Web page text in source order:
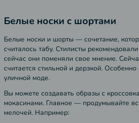
Белые носки с шортами
Белые носки и шорты — сочетание,
считалось табу. Стилисты
сейчас они поменяли свое мнение.
считается стильной и дерзкой.
уличной моде.
Вы можете создавать образы с
мокасинами. Главное — продумывайте
мелочей. Например: